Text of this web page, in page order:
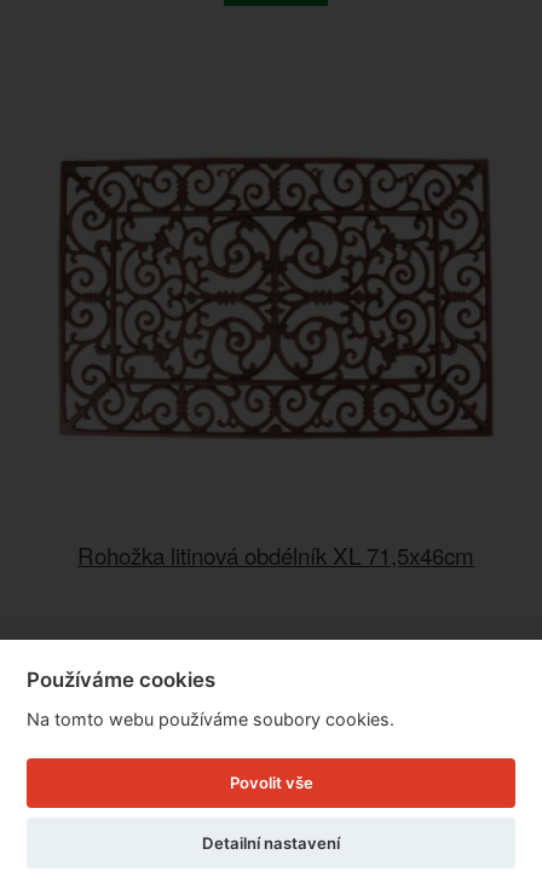
Rohožka litinová obdélník XL 71,5x46cm
Doručíme do: 10.8.
Používáme cookies
Na tomto webu používáme soubory cookies.
Povolit vše
Detailní nastavení